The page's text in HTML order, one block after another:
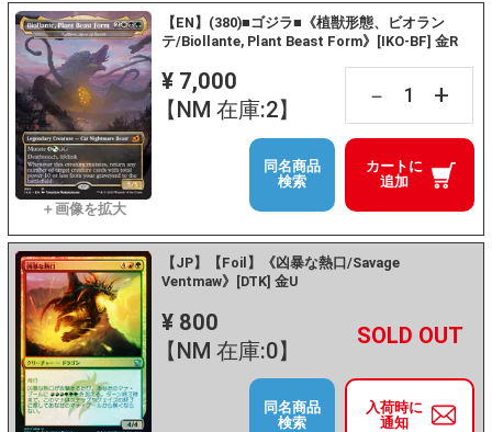
【EN】(380)■ゴジラ■《植獣形態、ビオラン
テ/Biollante, Plant Beast Form》[IKO-BF] 金R
¥ 7,000
【NM 在庫:2】
－ +
カートに
追加
同名商品
検索
【JP】【Foil】《凶暴な熱口/Savage
Ventmaw》[DTK] 金U
¥ 800
【NM 在庫:0】
－ +
入荷時に
通知
同名商品
検索